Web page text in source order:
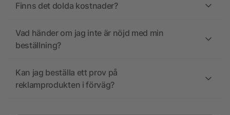
Finns det dolda kostnader?
Vad händer om jag inte är nöjd med min
beställning?
Kan jag beställa ett prov på
reklamprodukten i förväg?